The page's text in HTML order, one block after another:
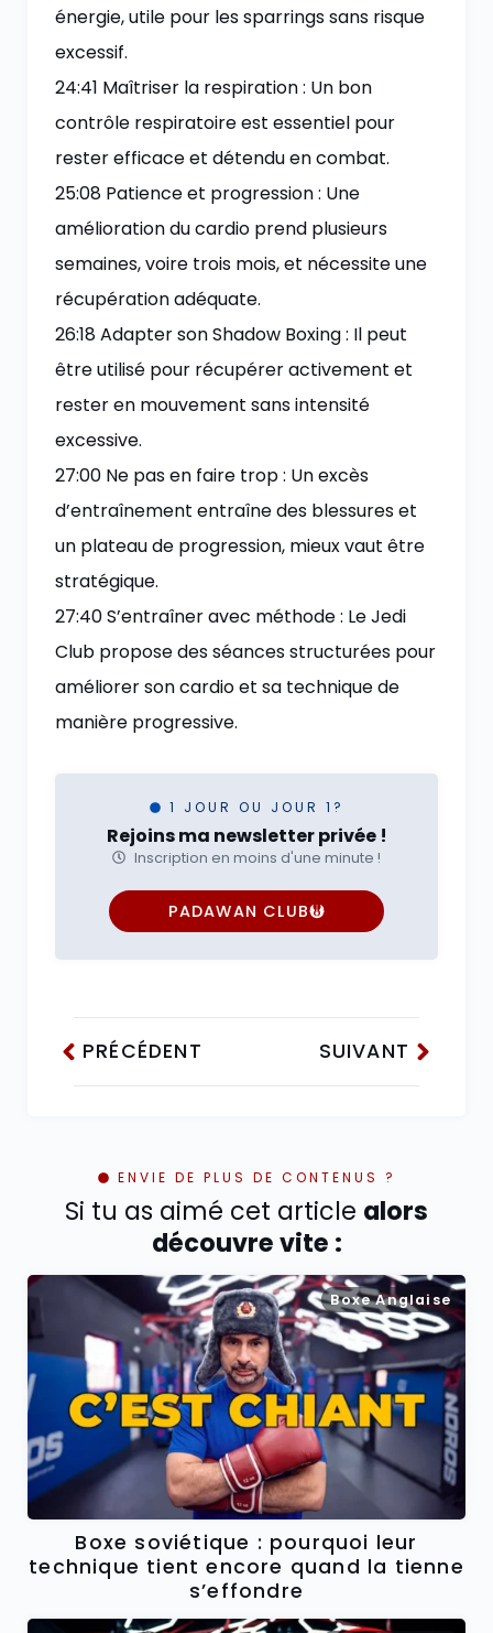
énergie, utile pour les sparrings sans risque
excessif.
24:41 Maîtriser la respiration : Un bon
contrôle respiratoire est essentiel pour
rester efficace et détendu en combat.
25:08 Patience et progression : Une
amélioration du cardio prend plusieurs
semaines, voire trois mois, et nécessite une
récupération adéquate.
26:18 Adapter son Shadow Boxing : Il peut
être utilisé pour récupérer activement et
rester en mouvement sans intensité
excessive.
27:00 Ne pas en faire trop : Un excès
d’entraînement entraîne des blessures et
un plateau de progression, mieux vaut être
stratégique.
27:40 S’entraîner avec méthode : Le Jedi
Club propose des séances structurées pour
améliorer son cardio et sa technique de
manière progressive.
1 JOUR OU JOUR 1?
Rejoins ma newsletter privée !
Inscription en moins d'une minute !
PADAWAN CLUB
PRÉCÉDENT SUIVANT
ENVIE DE PLUS DE CONTENUS ?
Si tu as aimé cet article alors
découvre vite :
Boxe Anglaise
Boxe soviétique : pourquoi leur
technique tient encore quand la tienne
s’effondre